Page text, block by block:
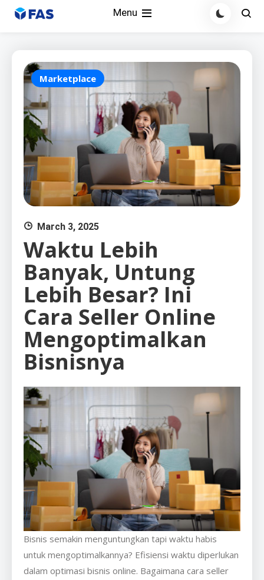
Menu
Marketplace
March 3, 2025
Waktu Lebih
Banyak, Untung
Lebih Besar? Ini
Cara Seller Online
Mengoptimalkan
Bisnisnya
Bisnis semakin menguntungkan tapi waktu habis
untuk mengoptimalkannya? Efisiensi waktu diperlukan
dalam optimasi bisnis online. Bagaimana cara seller